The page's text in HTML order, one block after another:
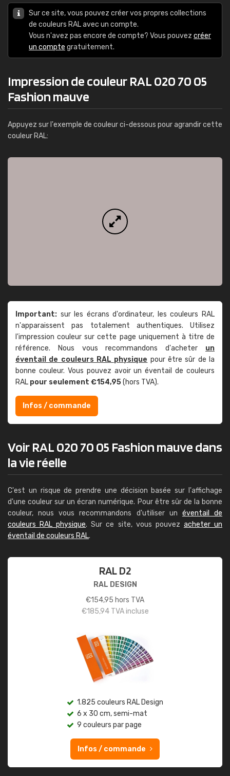
Sur ce site, vous pouvez créer vos propres collections
de couleurs RAL avec un compte.
Vous n'avez pas encore de compte? Vous pouvez créer
un compte gratuitement.
Impression de couleur RAL 020 70 05
Fashion mauve
Appuyez sur l'exemple de couleur ci-dessous pour agrandir cette
couleur RAL:
Important: sur les écrans d'ordinateur, les couleurs RAL
n'apparaissent pas totalement authentiques. Utilisez
l'impression couleur sur cette page uniquement à titre de
référence. Nous vous recommandons d'acheter un
éventail de couleurs RAL physique pour être sûr de la
bonne couleur. Vous pouvez avoir un éventail de couleurs
RAL pour seulement €154,95(hors TVA).
Infos / commande
Voir RAL 020 70 05 Fashion mauve dans
la vie réelle
C'est un risque de prendre une décision basée sur l'affichage
d'une couleur sur un écran numérique. Pour être sûr de la bonne
couleur, nous vous recommandons d'utiliser un éventail de
couleurs RAL physique. Sur ce site, vous pouvez acheter un
éventail de couleurs RAL.
RAL D2
RAL DESIGN
€154,95 hors TVA
€185,94TVA incluse
1.825 couleurs RAL Design
6 x 30 cm, semi-mat
9 couleurs par page
Infos / commande